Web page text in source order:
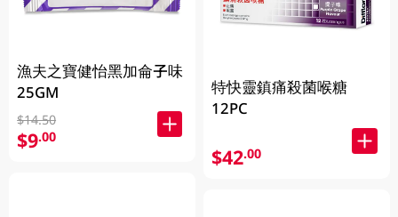
漁夫之寶健怡黑加侖子味
25GM
$14.50
$9.00
特快靈鎮痛殺菌喉糖
12PC
$42.00